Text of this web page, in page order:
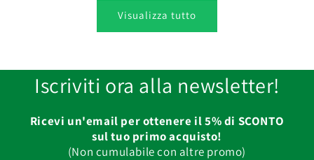
Visualizza tutto
Iscriviti ora alla newsletter!
Ricevi un'email per ottenere il 5% di SCONTO
sul tuo primo acquisto!
(Non cumulabile con altre promo)